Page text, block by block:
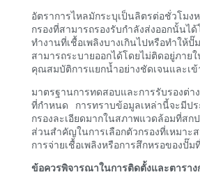
อัตราการไหลมักระบุเป็นลิตรต่อชั่วโม
กรองที่สามารถรองรับกำลังส่งออกนั้น
ทำงานที่เชื้อเพลิงบางเกินไปหรือทำใ
สามารถระบายออกได้โดยไม่ติดอยู่ภา
คุณสมบัติการแยกน้ำอย่างชัดเจนและเข้
มาตรฐานการทดสอบและการรับรองต่
ที่กำหนด การทราบข้อมูลเหล่านี้จะมีป
กรองละเอียดมากในสภาพแวดล้อมที่ส
ส่วนสำคัญในการเลือกตัวกรองที่เหมา
การจ่ายเชื้อเพลิงหรือการสึกหรอของปั๊ม
ข้อควรพิจารณาในการติดตั้งและตาราง